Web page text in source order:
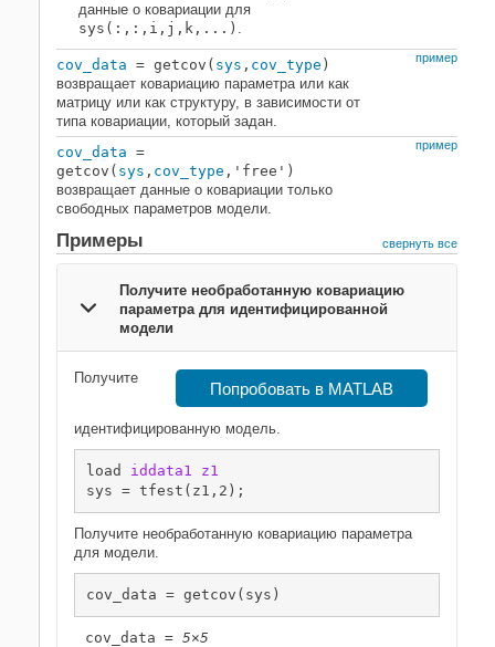
данные о ковариации для
sys(:,:,i,j,k,...) .
пример
cov_data = getcov( sys , cov_type )
возвращает ковариацию параметра или как
матрицу или как структуру, в зависимости от
типа ковариации, который задан.
пример
cov_data =
getcov( sys , cov_type ,'free')
возвращает данные о ковариации только
свободных параметров модели.
Примеры свернуть все
Получите необработанную ковариацию
параметра для идентифицированной
модели
Попробовать в MATLAB
Получите
идентифицированную модель.
load iddata1
z1
sys = tfest(z1,2);
Получите необработанную ковариацию параметра
для модели.
cov_data = getcov(sys)
cov_data = 5×5